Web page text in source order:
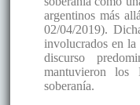
argentinos más
02/04/2019).
involucrados en
discurso
mantuvieron
soberanía.